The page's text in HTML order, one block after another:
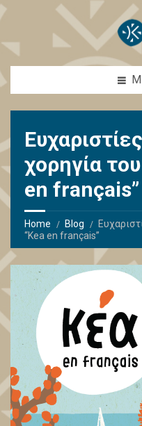
χορηγία
en français”
Home Blog
“Kea en français”